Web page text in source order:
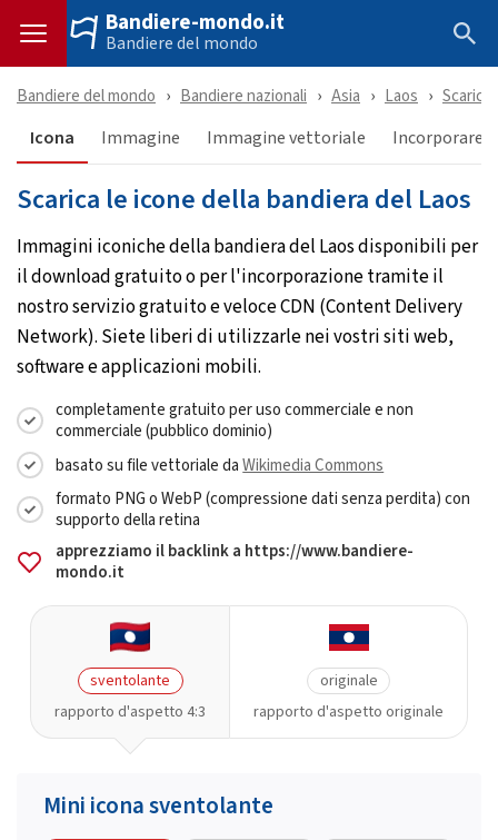
Bandiere-mondo.it
Bandiere del mondo
Bandiere del mondo Bandiere nazionali Asia Laos
Icona Immagine Immagine vettoriale Incorporare
Scarica le icone della bandiera del Laos
Immagini iconiche della bandiera del Laos disponibili per
il download gratuito o per l'incorporazione tramite il
nostro servizio gratuito e veloce CDN (Content Delivery
Network). Siete liberi di utilizzarle nei vostri siti web,
software e applicazioni mobili.
completamente gratuito per uso commerciale e non
commerciale (pubblico dominio)
basato su file vettoriale daWikimedia Commons
formato PNG o WebP (compressione dati senza perdita) con
supporto della retina
apprezziamo il backlink a https://www.bandiere-
mondo.it
sventolante
rapporto d'aspetto 4:3
originale
rapporto d'aspetto originale
Mini icona sventolante